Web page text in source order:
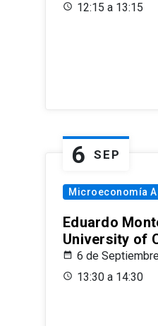
12:15 a 13:15
6 SEP
Microeconomía
Eduardo
University of
6 de
13:30 a 14:30